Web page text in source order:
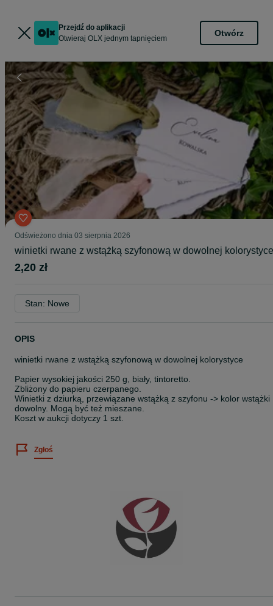
Przejdź do aplikacji
Otwieraj OLX jednym tapnięciem
Otwórz
Odświeżono dnia 03 sierpnia 2026
winietki rwane z wstążką szyfonową w dowolnej kolorystyce
2,20 zł
Stan: Nowe
OPIS
winietki rwane z wstążką szyfonową w dowolnej kolorystyce
Papier wysokiej jakości 250 g, biały, tintoretto.
Zbliżony do papieru czerpanego.
Winietki z dziurką, przewiązane wstążką z szyfonu -> kolor wstążki
dowolny. Mogą być też mieszane.
Koszt w aukcji dotyczy 1 szt.
Zgłoś